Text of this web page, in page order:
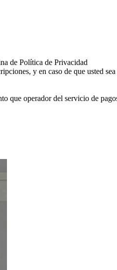
de Política de Privacidad
y en caso de que usted
que operador del servicio de